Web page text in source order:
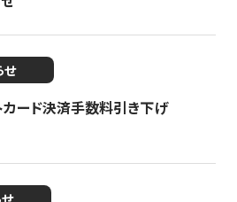
せ
カード決済手数料引き下げ